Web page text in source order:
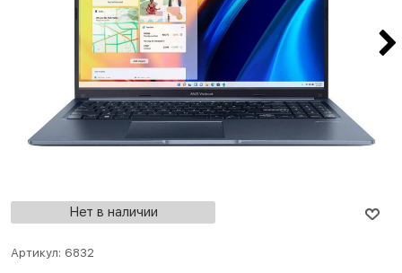
Нет в наличии
Артикул: 6832